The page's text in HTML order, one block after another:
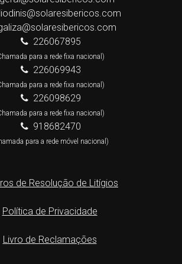
226067895
para a rede fixa nacional)
226069943
para a rede fixa nacional)
226098629
para a rede fixa nacional)
918682470
para a rede móvel nacional)
de Resolução de Litígios
Política de Privacidade
Livro de Reclamações